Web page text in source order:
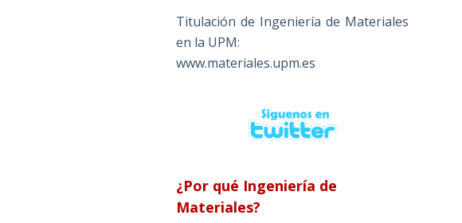
Titulación de Ingeniería de Materiales
en la UPM:
www.materiales.upm.es
¿Por qué Ingeniería de
Materiales?